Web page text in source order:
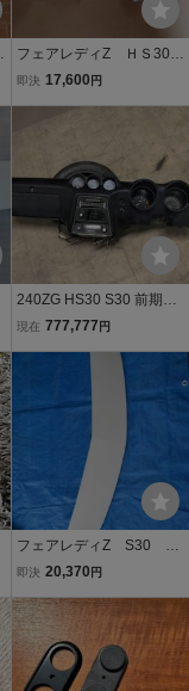
フェアレディZ ＨＳ30
Gノーズ ヒンジ S30
即決 17,600 円
240ZG HS30 S30 前期型
ダッシュボード 右ハンド
フェアレディZ 絶版品 DA
現在 777,777 円
フェアレディZ S30 ア
ッパーノーズ フェアレ
ズ S30 ＨＳ30 PS30
HLS30 S31 GS30
社外新品
即決 20,370 円